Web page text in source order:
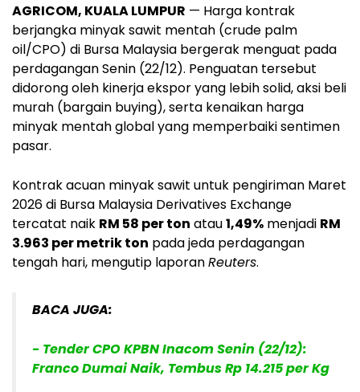
AGRICOM, KUALA LUMPUR — Harga kontrak
berjangka minyak sawit mentah (crude palm
oil/CPO) di Bursa Malaysia bergerak menguat pada
perdaganganSenin (22/12). Penguatan tersebut
didorong oleh kinerja ekspor yang lebih solid, aksi beli
murah (bargain buying), serta kenaikan harga
minyak mentah global yang memperbaiki sentimen
pasar.
Kontrak acuan minyak sawit untuk pengiriman Maret
2026di Bursa Malaysia Derivatives Exchange
tercatat naik RM 58 per ton atau1,49% menjadi RM
3.963 per metrik ton pada jeda perdagangan
tengah hari, mengutip laporanReuters.
BACA JUGA:
- Tender CPO KPBN Inacom Senin (22/12):
Franco Dumai Naik, Tembus Rp 14.215 per Kg